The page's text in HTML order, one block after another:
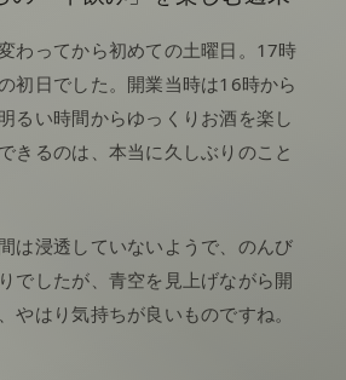
わってから初めての土曜日。17時
初日でした。開業当時は16時から
るい時間からゆっくりお酒を楽し
きるのは、本当に久しぶりのこと
は浸透していないようで、のんび
でしたが、青空を見上げながら開
やはり気持ちが良いものですね。